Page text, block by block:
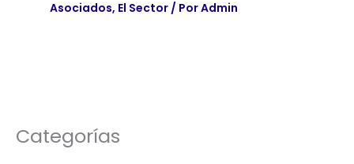
Asociados, El Sector/ PorAdmin
Categorías